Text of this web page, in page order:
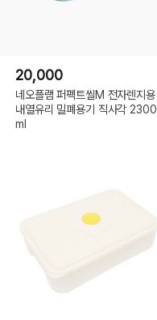
20,000
네오플램 퍼펙트씰M 전자렌지용
내열유리 밀폐용기 직사각 2300
ml